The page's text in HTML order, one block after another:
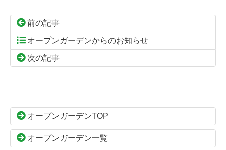
前の記事
オープンガーデンからのお知らせ
次の記事
ン
本
文
の
頭
へ
オープンガーデンTOP
オープンガーデン一覧